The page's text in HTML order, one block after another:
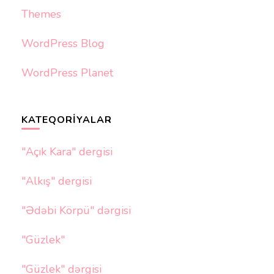
Themes
WordPress Blog
WordPress Planet
KATEQORIYALAR
"Açık Kara" dergisi
"Alkış" dergisi
"Ədəbi Körpü" dərgisi
"Güzlek"
"Güzlek" dərgisi